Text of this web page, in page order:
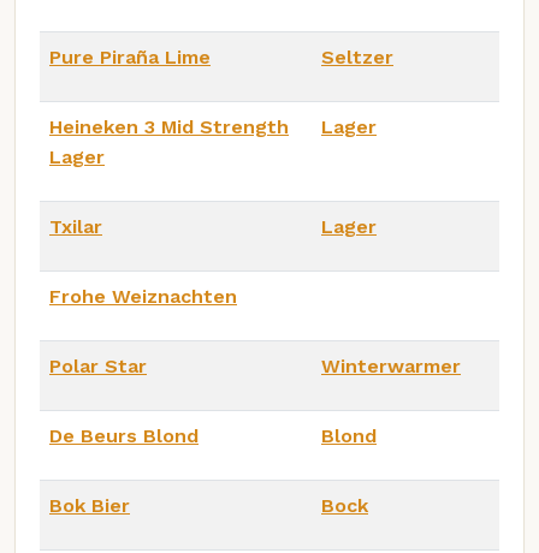
Pure Piraña Lime Seltzer
Heineken 3 Mid Strength
Lager
Lager
Txilar Lager
Frohe Weiznachten
Polar Star Winterwarmer
De Beurs Blond Blond
Bok Bier Bock